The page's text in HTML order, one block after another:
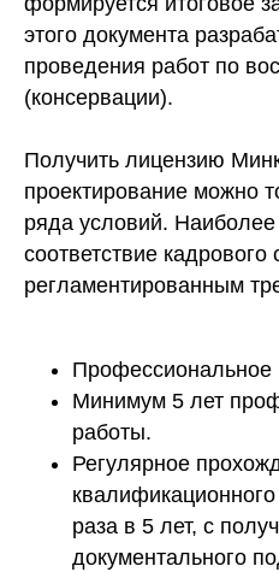
этого документа
проведения работ по
(консервации).
Получить лицензию
проектирование можно
ряда условий.
соответствие кадрового
регламентированным
Профессиональное
Минимум 5 лет
работы.
Регулярное
раза в 5 лет, с
документального